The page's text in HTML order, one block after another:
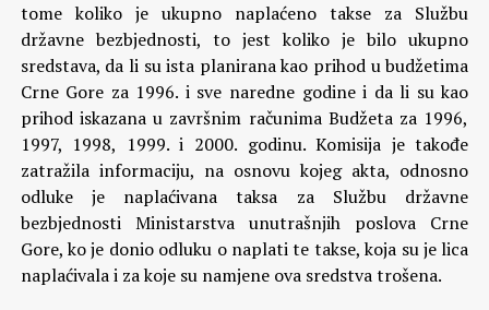
tome koliko je ukupno naplaćeno takse za Službu
državne bezbjednosti, to jest koliko je bilo ukupno
sredstava, da li su ista planirana kao prihod u budžetima
Crne Gore za 1996. i sve naredne godine i da li su kao
prihod iskazana u završnim računima Budžeta za 1996,
1997, 1998, 1999. i 2000. godinu. Komisija je takođe
zatražila informaciju, na osnovu kojeg akta, odnosno
odluke je naplaćivana taksa za Službu državne
bezbjednosti Ministarstva unutrašnjih poslova Crne
Gore, ko je donio odluku o naplati te takse, koja su je lica
naplaćivala i za koje su namjene ova sredstva trošena.